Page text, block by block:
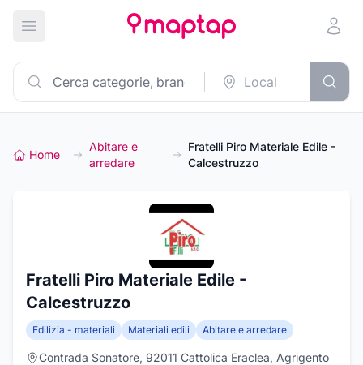
Apri menu principale
Home
Abitare e
arredare
Fratelli Piro Materiale Edile -
Calcestruzzo
Fratelli Piro Materiale Edile -
Calcestruzzo
Edilizia - materiali Materiali edili Abitare e arredare
Contrada Sonatore, 92011 Cattolica Eraclea, Agrigento